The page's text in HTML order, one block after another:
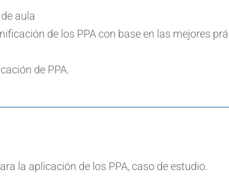
aula
de los PPA con base en las mejores
de PPA.
la aplicación de los PPA, caso de estudio.